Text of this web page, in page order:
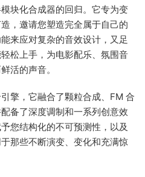
块化合成器的回归。它专为变
，邀请您塑造完全属于自己的
来应对复杂的音效设计，又足
松上手，为电影配乐、氛围音
活的声音。
擎，它融合了颗粒合成、FM 合
备了深度调制和一系列创意效
您结构化的不可预测性，以及
那些不断演变、变化和充满惊